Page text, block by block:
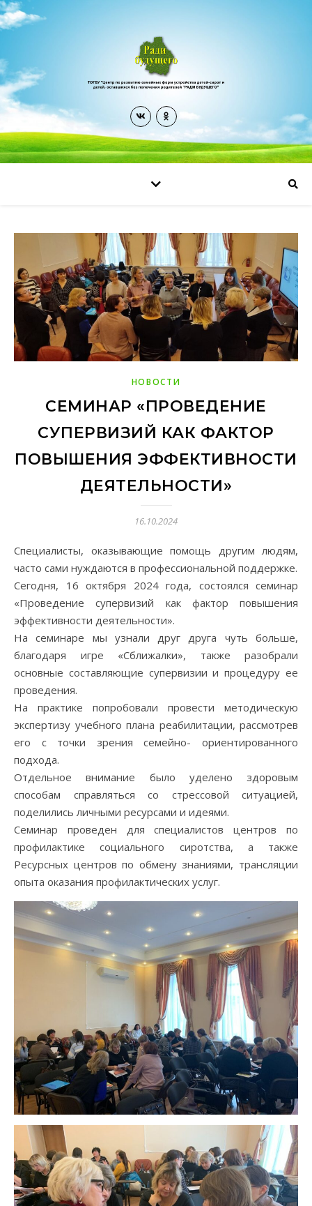
НОВОСТИ
СЕМИНАР «ПРОВЕДЕНИЕ
СУПЕРВИЗИЙ КАК ФАКТОР
ПОВЫШЕНИЯ ЭФФЕКТИВНОСТИ
ДЕЯТЕЛЬНОСТИ»
16.10.2024
Специалисты, оказывающие помощь другим людям,
часто сами нуждаются в профессиональной поддержке.
Сегодня, 16 октября 2024 года, состоялся семинар
«Проведение супервизий как фактор повышения
эффективности деятельности».
На семинаре мы узнали друг друга чуть больше,
благодаря игре «Сближалки», также разобрали
основные составляющие супервизии и процедуру ее
проведения.
На практике попробовали провести методическую
экспертизу учебного плана реабилитации, рассмотрев
его с точки зрения семейно- ориентированного
подхода.
Отдельное внимание было уделено здоровым
способам справляться со стрессовой ситуацией,
поделились личными ресурсами и идеями.
Семинар проведен для специалистов центров по
профилактике социального сиротства, а также
Ресурсных центров по обмену знаниями, трансляции
опыта оказания профилактических услуг.